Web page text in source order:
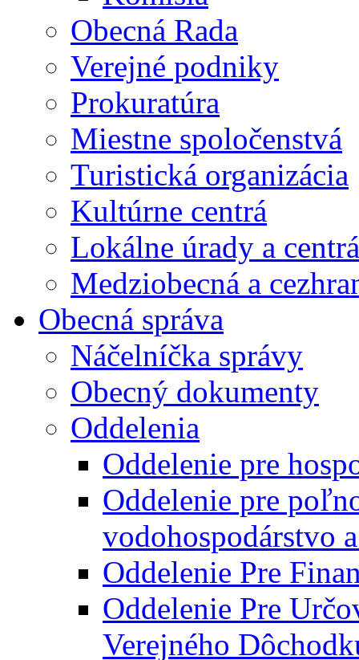
Obecná Rada
Verejné podniky
Prokuratúra
Miestne spoločenstvá
Turistická organizácia
Kultúrne centrá
Lokálne úrady a centrá
Medziobecná a
Obecná správa
Náčelníčka správy
Obecný dokumenty
Oddelenia
Oddelenie pre
Oddelenie pre
vodohospodárstvo
Oddelenie Pre
Oddelenie Pre
Verejného